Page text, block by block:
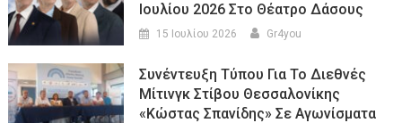
Ιουλίου 2026 Στο Θέατρο Δάσους
15 Ιουλίου 2026 Gr4you
Συνέντευξη Τύπου Για Το Διεθνές
Μίτινγκ Στίβου Θεσσαλονίκης
«Κώστας Σπανίδης» Σε Αγωνίσματα